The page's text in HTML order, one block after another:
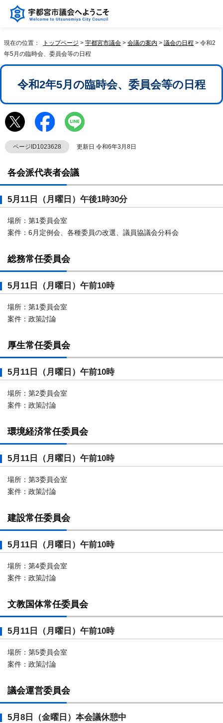
現在の位置： トップページ > 宇都宮市議会 > 会議の案内 > 議会の日程 > 令和2
年5月の臨時会、委員会等の日程
令和2年5月の臨時会、委員会等の日程
ページID1023628 更新日 令和6年3月8日
各会派代表者会議
5月11日（月曜日）午後1時30分
場所：第1委員会室
案件：6月定例会、各種委員の改選、議員協議会分科会
総務常任委員会
5月11日（月曜日）午前10時
場所：第1委員会室
案件：政策討論
厚生常任委員会
5月11日（月曜日）午前10時
場所：第2委員会室
案件：政策討論
環境経済常任委員会
5月11日（月曜日）午前10時
場所：第3委員会室
案件：政策討論
建設常任委員会
5月11日（月曜日）午前10時
場所：第4委員会室
案件：政策討論
文教国体常任委員会
5月11日（月曜日）午前10時
場所：第5委員会室
案件：政策討論
議会運営委員会
5月8日（金曜日）本会議休憩中